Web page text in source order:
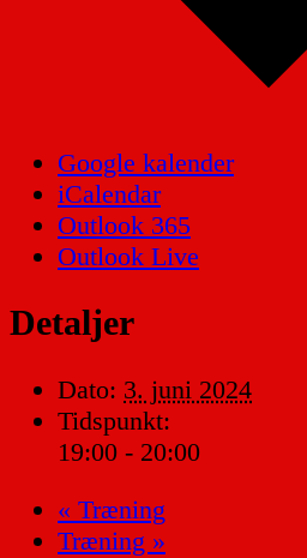
Google kalender
iCalendar
Outlook 365
Outlook Live
Detaljer
Dato: 3. juni 2024
Tidspunkt:
19:00 - 20:00
« Træning
Træning »